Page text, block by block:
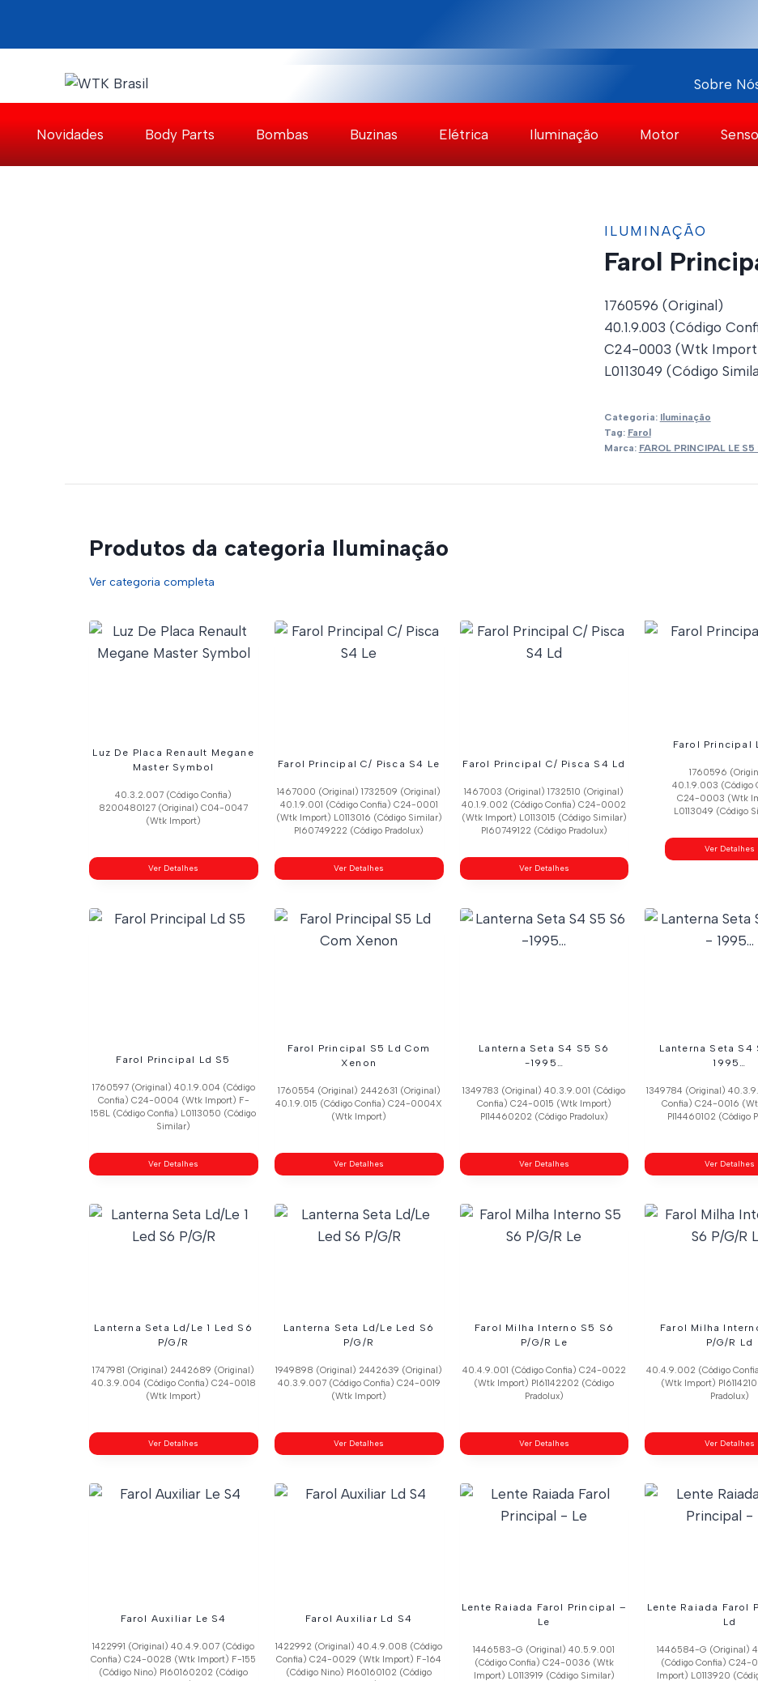
o
Sobre
Novidades Body Parts Bombas Buzinas Elétrica Iluminação Motor
ILUMINAÇÃO
Farol
1760596 (Original)
40.1.9.003 (Código
C24-0003 (Wtk
L0113049 (Código
Categoria: Iluminação
Tag: Farol
Marca: FAROL PRINCIPAL LE
Produtos da categoria Iluminação
Ver categoria completa
Luz De Placa Renault Megane
Master Symbol
40.3.2.007 (Código Confia)
8200480127 (Original) C04-0047
(Wtk Import)
Ver Detalhes
Farol Principal C/ Pisca S4 Le
1467000 (Original) 1732509 (Original)
40.1.9.001 (Código Confia) C24-0001
(Wtk Import) L0113016 (Código Similar)
Pl60749222 (Código Pradolux)
Ver Detalhes
Farol Principal C/ Pisca S4 Ld
1467003 (Original) 1732510 (Original)
40.1.9.002 (Código Confia) C24-0002
(Wtk Import) L0113015 (Código Similar)
Pl60749122 (Código Pradolux)
Ver Detalhes
Farol Principal
1760596
40.1.9.003 (Código
C24-0003 (Wtk
L0113049 (Código
Ver Detalhes
Farol Principal Ld S5
1760597 (Original) 40.1.9.004 (Código
Confia) C24-0004 (Wtk Import) F-
158L (Código Confia) L0113050 (Código
Similar)
Ver Detalhes
Farol Principal S5 Ld Com
Xenon
1760554 (Original) 2442631 (Original)
40.1.9.015 (Código Confia) C24-0004X
(Wtk Import)
Ver Detalhes
Lanterna Seta S4 S5 S6
-1995…
1349783 (Original) 40.3.9.001 (Código
Confia) C24-0015 (Wtk Import)
Pl14460202 (Código Pradolux)
Ver Detalhes
Lanterna Seta S4
1995…
1349784 (Original)
Confia) C24-0016
Pl14460102 (Código
Ver Detalhes
Lanterna Seta Ld/Le 1 Led S6
P/G/R
1747981 (Original) 2442689 (Original)
40.3.9.004 (Código Confia) C24-0018
(Wtk Import)
Ver Detalhes
Lanterna Seta Ld/Le Led S6
P/G/R
1949898 (Original) 2442639 (Original)
40.3.9.007 (Código Confia) C24-0019
(Wtk Import)
Ver Detalhes
Farol Milha Interno S5 S6
P/G/R Le
40.4.9.001 (Código Confia) C24-0022
(Wtk Import) Pl61142202 (Código
Pradolux)
Ver Detalhes
Farol Milha
P/G/R Ld
40.4.9.002 (Código
(Wtk Import)
Pradolux)
Ver Detalhes
Farol Auxiliar Le S4
1422991 (Original) 40.4.9.007 (Código
Confia) C24-0028 (Wtk Import) F-155
(Código Nino) Pl60160202 (Código
Farol Auxiliar Ld S4
1422992 (Original) 40.4.9.008 (Código
Confia) C24-0029 (Wtk Import) F-164
(Código Nino) Pl60160102 (Código
Lente Raiada Farol Principal –
Le
1446583-G (Original) 40.5.9.001
(Código Confia) C24-0036 (Wtk
Import) L0113919 (Código Similar)
Lente Raiada Farol
Ld
1446584-G (Original)
(Código Confia) C24-
Import) L0113920